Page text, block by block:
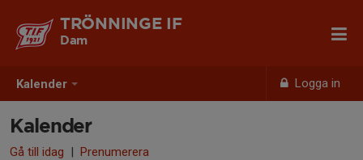
Kalender Logga in
TRÖNNINGE IF
Dam
Kalender
Gå till idag | Prenumerera